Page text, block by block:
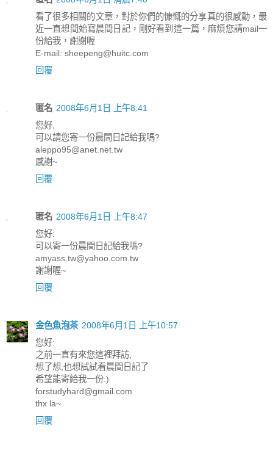
看了很多相關的文章，對於你們的慷慨的分享真的很感動，最
近一直想間始寫晨間日記，剛好看到這一篇，麻煩您請mail一
份給我，謝謝喔
E-mail: sheepeng@huitc.com
回覆
匿名 2008年6月1日 上午8:41
您好,
可以請您寄一份晨間日記給我嗎?
aleppo95@anet.net.tw
感謝~
回覆
匿名 2008年6月1日 上午8:47
您好:
可以寄一份晨間日記給我嗎?
amyass.tw@yahoo.com.tw
謝謝喔~
回覆
金色魚泡茶 2008年6月1日 上午10:57
您好:
之前一直有來您這裡拜訪,
想了想,也想試試看晨間日記了
希望能寄給我一份:)
forstudyhard@gmail.com
thx la~
回覆